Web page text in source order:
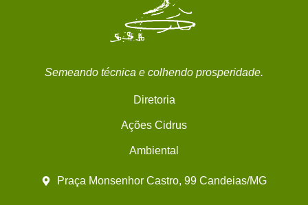
Semeando técnica e colhendo prosperidade.
Diretoria
Ações Cidrus
Ambiental
Praça Monsenhor Castro, 99 Candeias/MG